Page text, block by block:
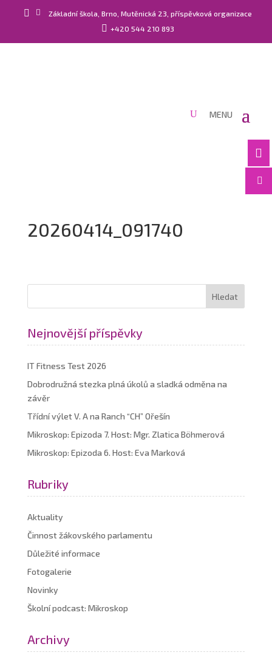
  Základní škola, Brno, Mutěnická 23, příspěvková organizace
 +420 544 210 893


20260414_091740
Nejnovější příspěvky
IT Fitness Test 2026
Dobrodružná stezka plná úkolů a sladká odměna na
závěr
Třídní výlet V. A na Ranch “CH” Ořešín
Mikroskop: Epizoda 7. Host: Mgr. Zlatica Böhmerová
Mikroskop: Epizoda 6. Host: Eva Marková
Rubriky
Aktuality
Činnost žákovského parlamentu
Důležité informace
Fotogalerie
Novinky
Školní podcast: Mikroskop
Archivy